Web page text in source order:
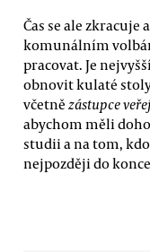
Čas se ale zkracuje
komunálním
pracovat. Je
obnovit kulaté
včetně zástupce
abychom měli
studii a na tom,
nejpozději do